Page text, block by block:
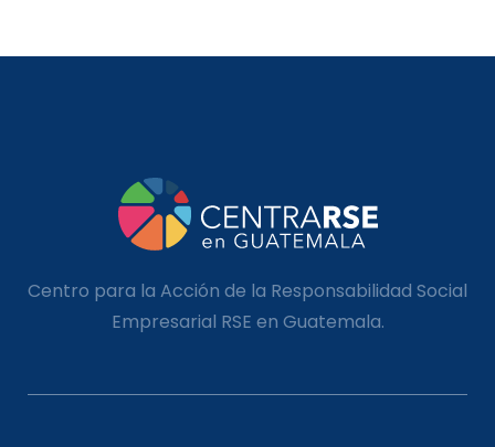
Centro para la Acción de la Responsabilidad Social
Empresarial RSE en Guatemala.